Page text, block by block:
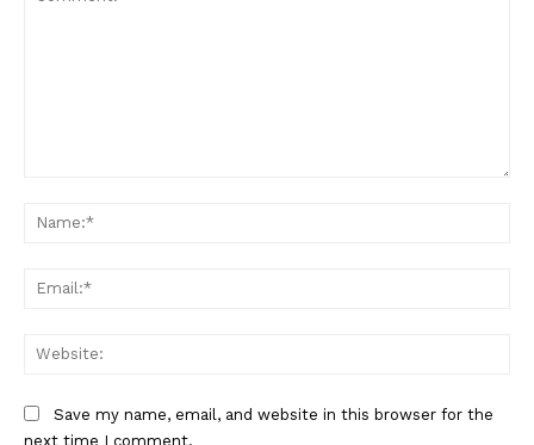
Save my name, email, and website in this browser for the
next time I comment.